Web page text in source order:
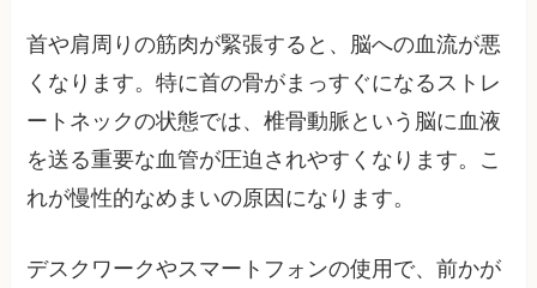
首や肩周りの筋肉が緊張すると、脳への血流が悪
くなります。特に首の骨がまっすぐになるストレ
ートネックの状態では、椎骨動脈という脳に血液
を送る重要な血管が圧迫されやすくなります。こ
れが慢性的なめまいの原因になります。
デスクワークやスマートフォンの使用で、前かが